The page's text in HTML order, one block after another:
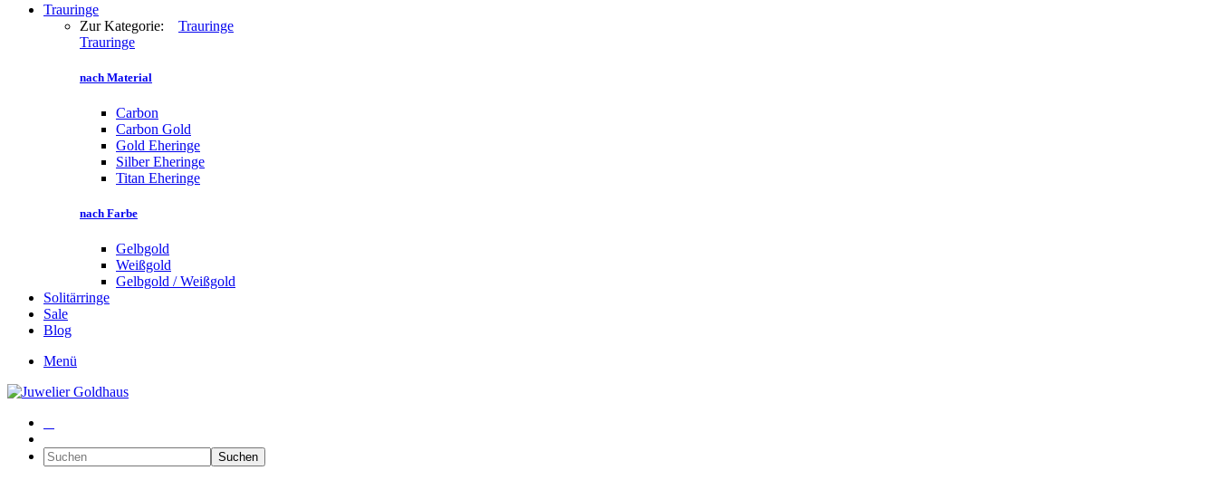
Trauringe
Zur Kategorie: Trauringe
Trauringe
nach Material
Carbon
Carbon Gold
Gold Eheringe
Silber Eheringe
Titan Eheringe
nach Farbe
Gelbgold
Weißgold
Gelbgold / Weißgold
Solitärringe
Sale
Blog
Menü
Suchen